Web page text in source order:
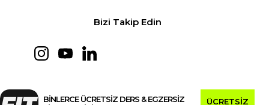
Bizi Takip Edin
BİNLERCE ÜCRETSİZ DERS & EGZERSİZ
ÜCRETSİZ